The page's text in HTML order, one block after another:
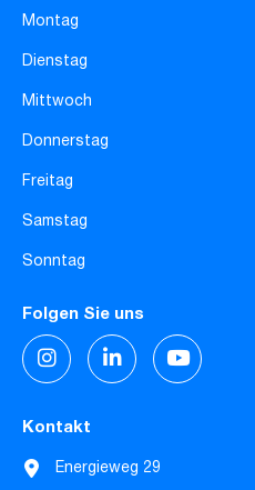
Montag
Dienstag
Mittwoch
Donnerstag
Freitag
Samstag
Sonntag
Folgen Sie uns
Kontakt
Energieweg 29